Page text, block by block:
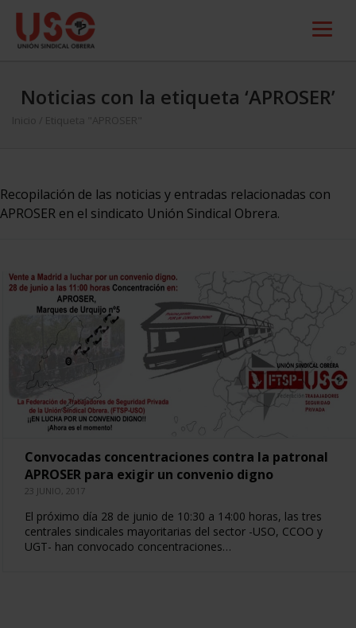
Noticias con la etiqueta ‘APROSER’
Inicio Etiqueta "APROSER"
Recopilación de las noticias y entradas relacionadas con
APROSER en el sindicato Unión Sindical Obrera.
Convocadas concentraciones contra la patronal
APROSER para exigir un convenio digno
23 JUNIO, 2017
El próximo día 28 de junio de 10:30 a 14:00 horas, las tres
centrales sindicales mayoritarias del sector -USO, CCOO y
UGT- han convocado concentraciones…